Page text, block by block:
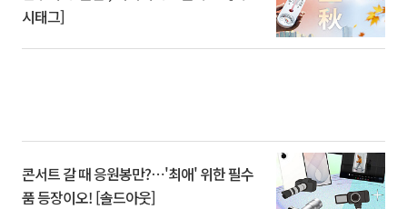
시태그]
콘서트 갈 때 응원봉만?⋯'최애' 위한 필수
품 등장이오! [솔드아웃]